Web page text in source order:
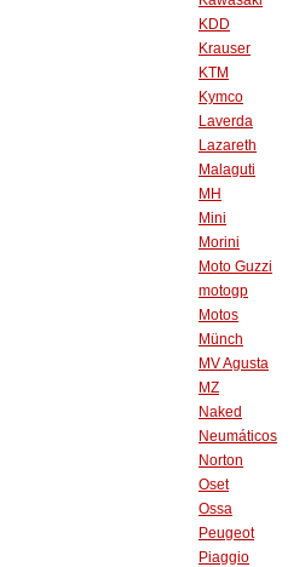
KDD
Krauser
KTM
Kymco
Laverda
Lazareth
Malaguti
MH
Mini
Morini
Moto Guzzi
motogp
Motos
Münch
MV Agusta
MZ
Naked
Neumáticos
Norton
Oset
Ossa
Peugeot
Piaggio